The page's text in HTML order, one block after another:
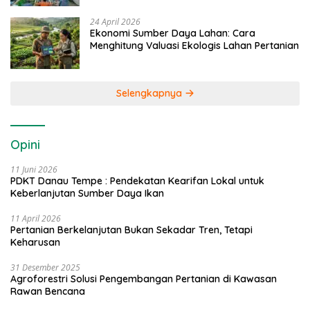
24 April 2026
Ekonomi Sumber Daya Lahan: Cara
Menghitung Valuasi Ekologis Lahan Pertanian
Selengkapnya
Opini
11 Juni 2026
PDKT Danau Tempe : Pendekatan Kearifan Lokal untuk
Keberlanjutan Sumber Daya Ikan
11 April 2026
Pertanian Berkelanjutan Bukan Sekadar Tren, Tetapi
Keharusan
31 Desember 2025
Agroforestri Solusi Pengembangan Pertanian di Kawasan
Rawan Bencana